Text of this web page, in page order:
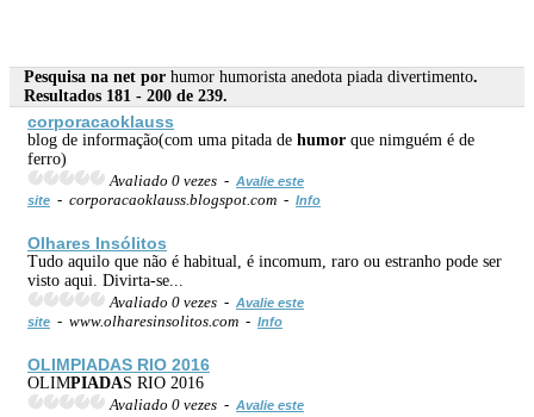
Pesquisa na net por humor humorista anedota piada divertimento.
Resultados 181 - 200 de 239.
corporacaoklauss
blog de informação(com uma pitada de humor que nimguém é de
ferro)
Avaliado 0 vezes - Avalie este
site - corporacaoklauss.blogspot.com - Info
Olhares Insólitos
Tudo aquilo que não é habitual, é incomum, raro ou estranho pode ser
visto aqui. Divirta-se...
Avaliado 0 vezes - Avalie este
site - www.olharesinsolitos.com - Info
OLIMPIADAS RIO 2016
OLIMPIADAS RIO 2016
Avaliado 0 vezes - Avalie este